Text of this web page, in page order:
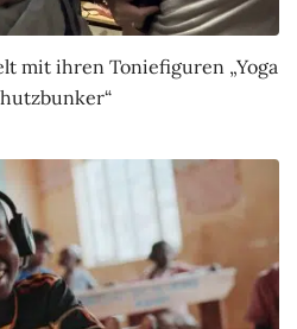
mit ihren Toniefiguren „Yoga